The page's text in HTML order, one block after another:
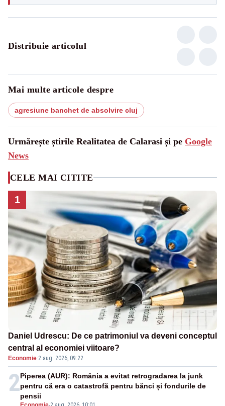
Distribuie articolul
Mai multe articole despre
agresiune banchet de absolvire cluj
Urmărește știrile Realitatea de Calarasi și pe Google
News
CELE MAI CITITE
1
Daniel Udrescu: De ce patrimoniul va deveni conceptul
central al economiei viitoare?
Economie·2 aug. 2026, 09:22
2Piperea (AUR): România a evitat retrogradarea la junk
pentru că era o catastrofă pentru bănci și fondurile de
pensii